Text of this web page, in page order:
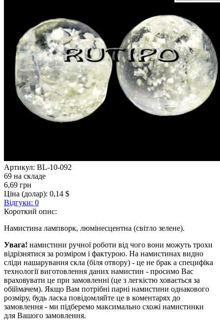
Артикул: BL-10-092
69 на складе
6,69 грн
Ціна (долар): 0,14 $
Відгуки: 0
Короткий опис:
Намистина лампворк, люмінесцентна (світло зелене).
Увага! намистини ручної роботи від чого вони можуть трохи
відрізнятися за розміром і фактурою. На намистинах видно
сліди нашарування скла (біля отвору) - це не брак а специфіка
технології виготовлення даних намистин - просимо Вас
враховувати це при замовленні (це з легкістю ховається за
обіймачем). Якщо Вам потрібні парні намистини однакового
розміру, будь ласка повідомляйте це в коментарях до
замовлення - ми підберемо максимально схожі намистинки
для Вашого замовлення.